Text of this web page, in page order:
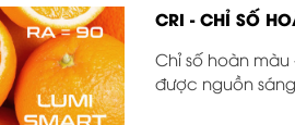
CRI - CHỈ SỐ
Chỉ số hoàn
được nguồn